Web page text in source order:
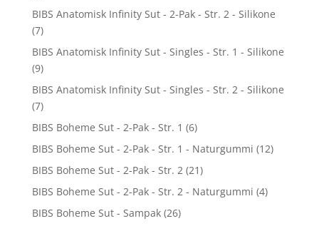
BIBS Anatomisk Infinity Sut - 2-Pak - Str. 2 - Silikone
(7)
BIBS Anatomisk Infinity Sut - Singles - Str. 1 - Silikone
(9)
BIBS Anatomisk Infinity Sut - Singles - Str. 2 - Silikone
(7)
BIBS Boheme Sut - 2-Pak - Str. 1 (6)
BIBS Boheme Sut - 2-Pak - Str. 1 - Naturgummi (12)
BIBS Boheme Sut - 2-Pak - Str. 2 (21)
BIBS Boheme Sut - 2-Pak - Str. 2 - Naturgummi (4)
BIBS Boheme Sut - Sampak (26)